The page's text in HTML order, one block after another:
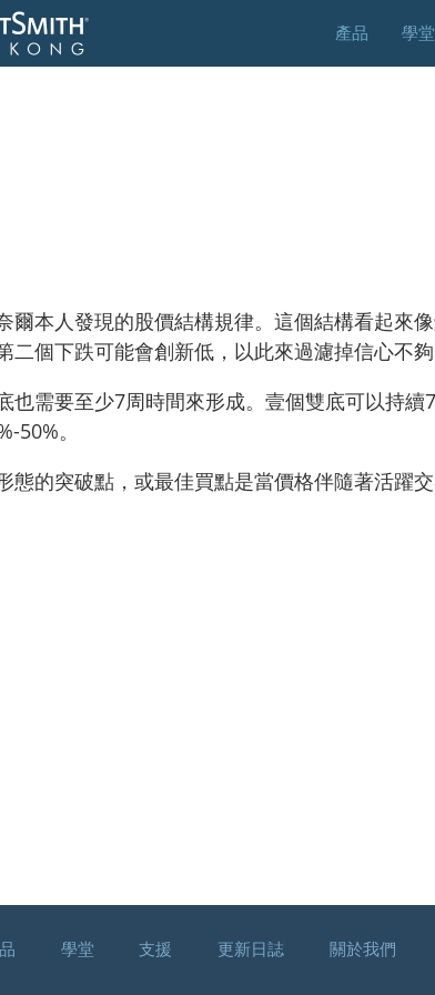
Skip
content
產品 學堂
爾本人發現的股價結構規律。這個結構看起來
二個下跌可能會創新低，以此來過濾掉信心不夠
也需要至少7周時間來形成。壹個雙底可以持續
50%。
態的突破點，或最佳買點是當價格伴隨著活躍
學堂 支援 更新日誌 關於我們